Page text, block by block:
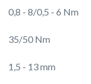
0,8 - 8/0,5 - 6 Nm
35/50 Nm
1,5 - 13 mm